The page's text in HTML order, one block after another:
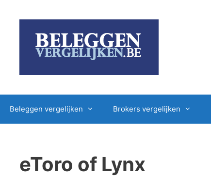
Beleggen vergelijken Brokers vergelijken
eToro of Lynx